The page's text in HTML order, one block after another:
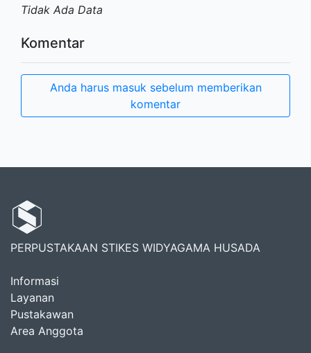
Tidak Ada Data
Komentar
Anda harus masuk sebelum memberikan
komentar
PERPUSTAKAAN STIKES WIDYAGAMA HUSADA
Informasi
Layanan
Pustakawan
Area Anggota